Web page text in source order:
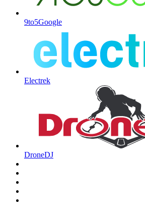
9to5Google
Electrek
DroneDJ